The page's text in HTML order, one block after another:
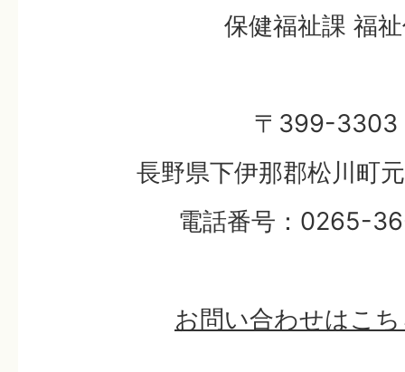
保健福祉課 福
〒399-3303
長野県下伊那郡松川町
電話番号：0265-
お問い合わせはこ